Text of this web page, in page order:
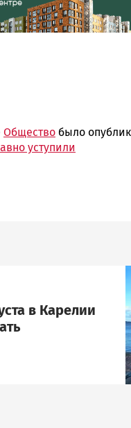
Общество было
уступили
в Карелии